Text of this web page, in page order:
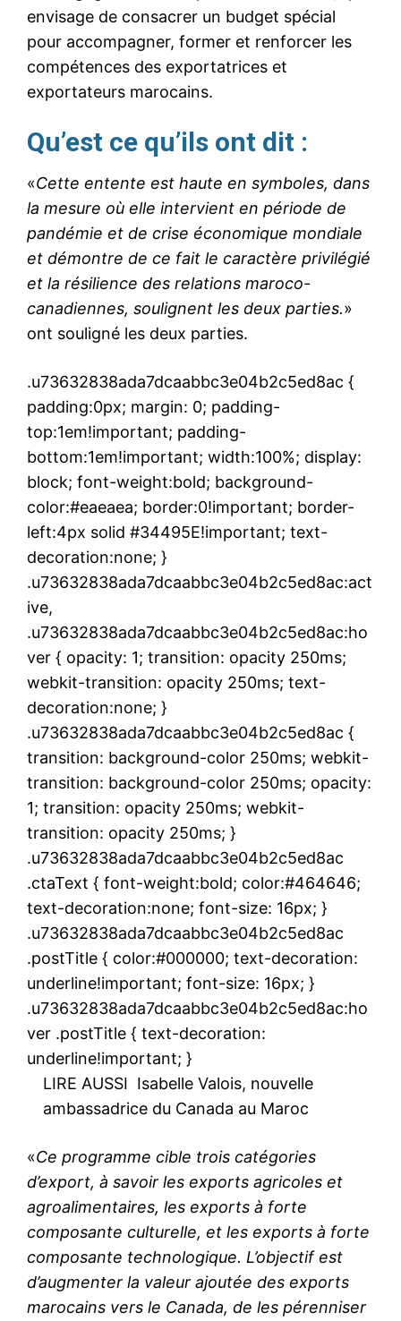
envisage de consacrer un budget spécial
pour accompagner, former et renforcer les
compétences des exportatrices et
exportateurs marocains.
Qu’est ce qu’ils ont dit :
«Cette entente est haute en symboles, dans
la mesure où elle intervient en période de
pandémie et de crise économique mondiale
et démontre de ce fait le caractère privilégié
et la résilience des relations maroco-
canadiennes, soulignent les deux parties.»
ont souligné les deux parties.
.u73632838ada7dcaabbc3e04b2c5ed8ac {
padding:0px; margin: 0; padding-
top:1em!important; padding-
bottom:1em!important; width:100%; display:
block; font-weight:bold; background-
color:#eaeaea; border:0!important; border-
left:4px solid #34495E!important; text-
decoration:none; }
.u73632838ada7dcaabbc3e04b2c5ed8ac:act
ive,
.u73632838ada7dcaabbc3e04b2c5ed8ac:ho
ver { opacity: 1; transition: opacity 250ms;
webkit-transition: opacity 250ms; text-
decoration:none; }
.u73632838ada7dcaabbc3e04b2c5ed8ac {
transition: background-color 250ms; webkit-
transition: background-color 250ms; opacity:
1; transition: opacity 250ms; webkit-
transition: opacity 250ms; }
.u73632838ada7dcaabbc3e04b2c5ed8ac
.ctaText { font-weight:bold; color:#464646;
text-decoration:none; font-size: 16px; }
.u73632838ada7dcaabbc3e04b2c5ed8ac
.postTitle { color:#000000; text-decoration:
underline!important; font-size: 16px; }
.u73632838ada7dcaabbc3e04b2c5ed8ac:ho
ver .postTitle { text-decoration:
underline!important; }
LIRE AUSSI Isabelle Valois, nouvelle
ambassadrice du Canada au Maroc
«Ce programme cible trois catégories
d’export, à savoir les exports agricoles et
agroalimentaires, les exports à forte
composante culturelle, et les exports à forte
composante technologique. L’objectif est
d’augmenter la valeur ajoutée des exports
marocains vers le Canada, de les pérenniser